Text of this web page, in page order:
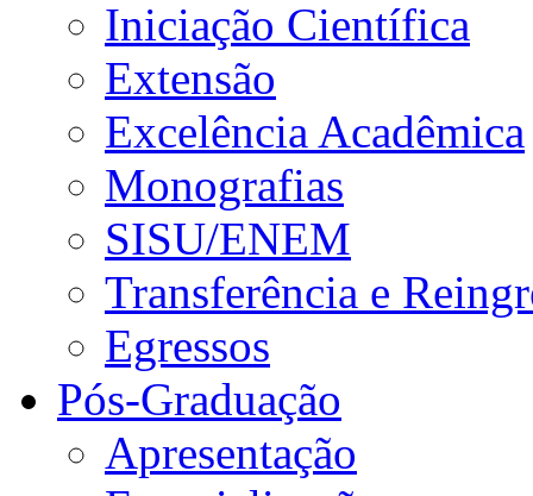
Iniciação Científica
Extensão
Excelência Acadêmica
Monografias
SISU/ENEM
Transferência e
Egressos
Pós-Graduação
Apresentação